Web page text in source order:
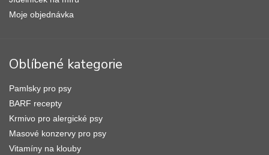
Moje objednávka
Oblíbené kategorie
Pamlsky pro psy
BARF recepty
Krmivo pro alergické psy
Masové konzervy pro psy
Vitamíny na klouby